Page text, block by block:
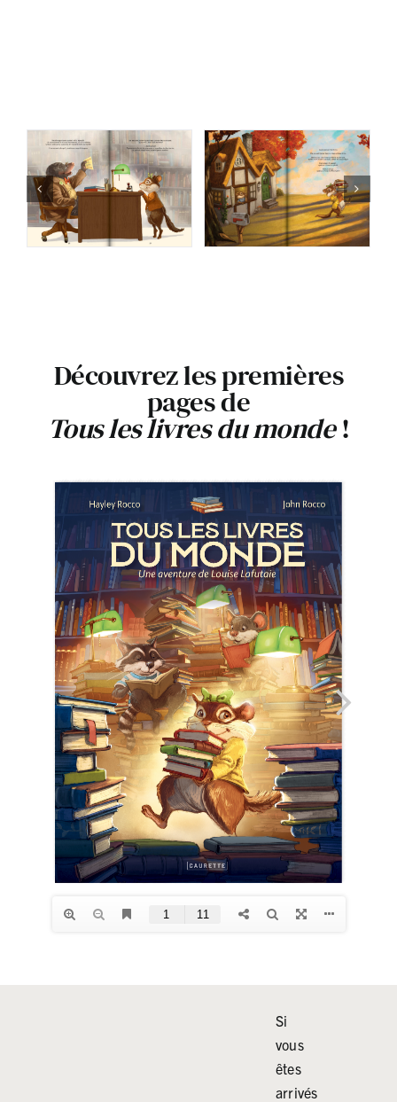
Découvrez les premières
pages de
Tous les livres du monde!
Si
vous
êtes
arrivés